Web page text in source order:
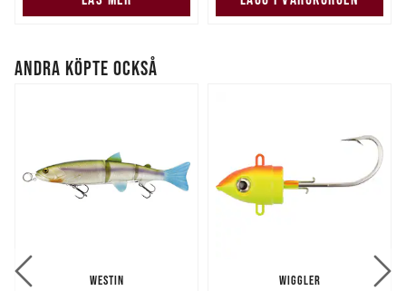
ANDRA KÖPTE OCKSÅ
WESTIN WIGGLER